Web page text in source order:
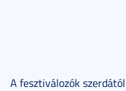
A fesztiválozók